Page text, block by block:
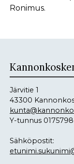
Ronimus.
Järvitie 1
43300
Y-tunnus
Sähköpostit: